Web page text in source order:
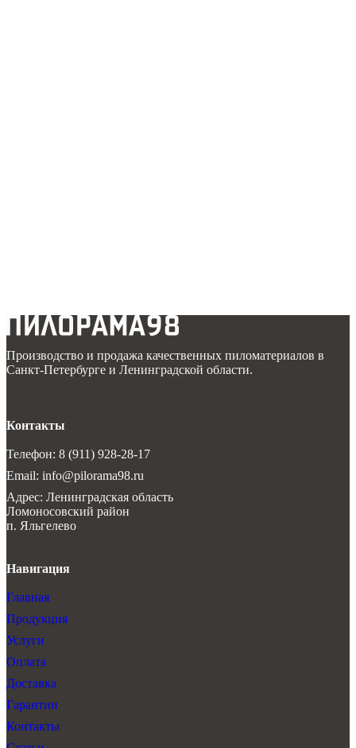
Производство и продажа качественных пиломатериалов в
Санкт-Петербурге и Ленинградской области.
Контакты
Телефон: 8 (911) 928-28-17
Email: info@pilorama98.ru
Адрес: Ленинградская область
Ломоносовский район
п. Яльгелево
Навигация
Главная
Продукция
Услуги
Оплата
Доставка
Гарантии
Контакты